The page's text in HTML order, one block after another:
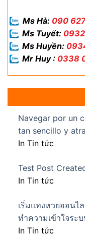
Ms Hà: 090
Ms Tuyết:
Ms Huyền:
Mr Huy : 0338
Navegar por un
tan sencillo y
In Tin tức
Test Post
In Tin tức
เริ่มแทงหวยออนไ
ทำความเข้าใจระบ
In Tin tức